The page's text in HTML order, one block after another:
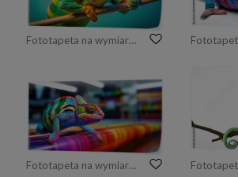
Fototapeta na wymiar A vibrant chameleon with a bright green, yellow, and orange body perches on a thin branch and gives a thumbs up with a playful grin.
Fototapeta na wymiar colorful chameleon color office printer large format poster ploter